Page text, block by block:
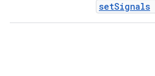
setSignals